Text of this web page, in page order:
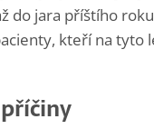
do jara příštího
kteří na